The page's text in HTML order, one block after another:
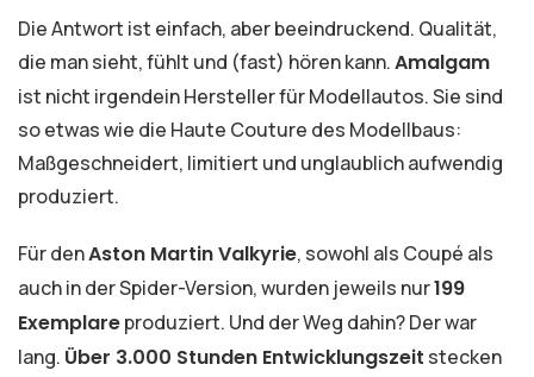
Die Antwort ist einfach, aber beeindruckend. Qualität,
die man sieht, fühlt und (fast) hören kann.Amalgam
ist nicht irgendein Hersteller für Modellautos. Sie sind
so etwas wie die Haute Couture des Modellbaus:
Maßgeschneidert, limitiert und unglaublich aufwendig
produziert.
Für denAston Martin Valkyrie, sowohl als Coupé als
auch in der Spider-Version, wurden jeweils nur199
Exemplareproduziert. Und der Weg dahin? Der war
lang. Über 3.000 Stunden Entwicklungszeit stecken